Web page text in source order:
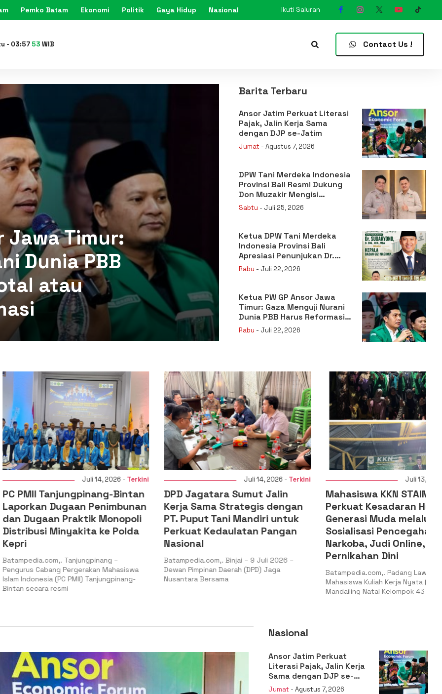
Pemko Batam Ekonomi Politik Gaya Hidup Nasional Ikuti Saluran
- 03:57 55 WIB Contact Us !
Jawa Timur:
Dunia PBB
atau
Barita Terbaru
Ansor Jatim Perkuat Literasi
Pajak, Jalin Kerja Sama
dengan DJP se-Jatim
Jumat - Agustus 7, 2026
DPW Tani Merdeka Indonesia
Provinsi Bali Resmi Dukung
Don Muzakir Mengisi
Jabatan Wakil Menteri
Pertanian RI
Sabtu - Juli 25, 2026
Ketua DPW Tani Merdeka
Indonesia Provinsi Bali
Apresiasi Penunjukan Dr.
Sudaryono sebagai Kepala
Badan Gizi Nasional
Rabu - Juli 22, 2026
Ketua PW GP Ansor Jawa
Timur: Gaza Menguji Nurani
Dunia PBB Harus Reformasi
Total atau Kehilangan
Rabu - Juli 22, 2026
Juli 14, 2026 - Terkini
Bintan
Penimbunan
Praktik Monopoli
Minyakita ke Polda
Tanjungpinang –
Pergerakan Mahasiswa
(PC PMII) Tanjungpinang-
resmi
Juli 14, 2026 - Terkini
DPD Jagatara Sumut Jalin
Kerja Sama Strategis dengan
PT. Puput Tani Mandiri untuk
Perkuat Kedaulatan Pangan
Batampedia.com,. Binjai – 9 Juli 2026 –
Dewan Pimpinan Daerah (DPD) Jaga
Nusantara Bersama
Juli 13, 2026 - Terkini
Mahasiswa KKN STAIN Madina
Perkuat Kesadaran Hukum
Generasi Muda melalui
Sosialisasi Pencegahan
Narkoba, Judi Online, dan
Pernikahan Dini
Batampedia.com,. Padang Lawas –
Mahasiswa Kuliah Kerja Nyata (KKN) STAIN
Mandailing Natal Kelompok 43
Nasional
Ansor Jatim Perkuat
Literasi Pajak, Jalin Kerja
Sama dengan DJP se-
Jatim
Jumat - Agustus 7, 2026